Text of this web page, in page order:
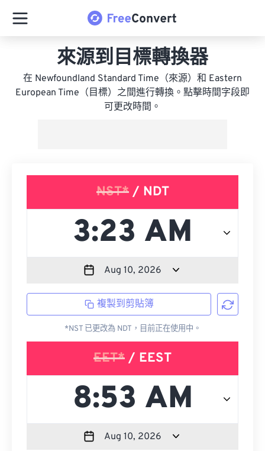
來源到目標轉換器
在 Newfoundland Standard Time（來源）和 Eastern
European Time（目標）之間進行轉換。點擊時間字段即
可更改時間。
NST*/ NDT
複製到剪貼簿
*NST 已更改為 NDT，目前正在使用中。
EET* / EEST